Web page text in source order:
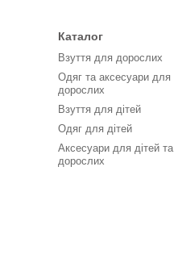
Каталог
Взуття для дорослих
Одяг та аксесуари для
дорослих
Взуття для дітей
Одяг для дітей
Аксесуари для дітей та
дорослих